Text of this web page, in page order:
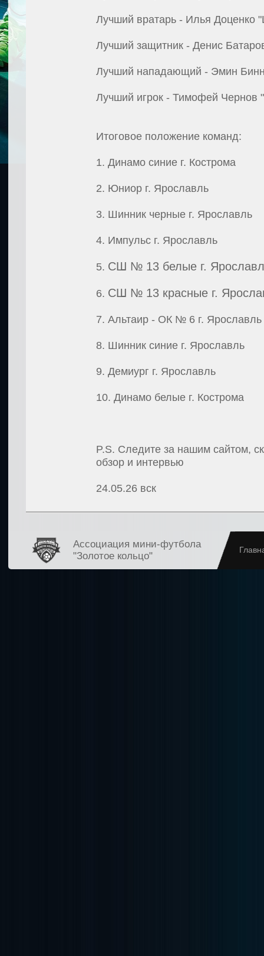
Лучший вратарь - Илья Доценко
Лучший защитник - Денис
Лучший нападающий - Эмин
Лучший игрок - Тимофей Чернов
Итоговое положение команд:
1. Динамо синие г. Кострома
2. Юниор г. Ярославль
3. Шинник черные г. Ярославль
4. Импульс г. Ярославль
5. СШ № 13 белые г.
6. СШ № 13 красные г.
7. Альтаир - ОК № 6 г. Ярославль
8. Шинник синие г. Ярославль
9. Демиург г. Ярославль
10. Динамо белые г. Кострома
P.S. Следите за нашим сайтом,
обзор и интервью
24.05.26 вск
Ассоциация мини-футбола
"Золотое кольцо"